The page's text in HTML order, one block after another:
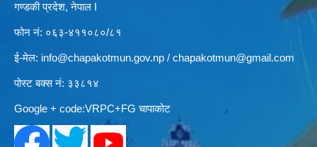
गण्डकी प्रदेश, नेपाल I
फोन नं: ०६३-४११०८०/८१
ई-मेल: info@chapakotmun.gov.np / chapakotmun@gmail.com
पोस्ट बक्स नं: ३३८१४
Google + code:VRPC+FG चापाकोट